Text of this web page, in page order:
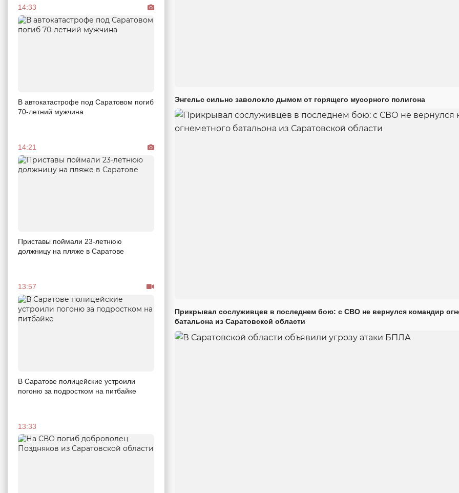
14:33
В автокатастрофе под Саратовом погиб
70-летний мужчина
14:21
Приставы поймали 23-летнюю
должницу на пляже в Саратове
13:57
В Саратове полицейские устроили
погоню за подростком на питбайке
13:33
Энгельс сильно заволокло дымом от горящего мусорного полигона
Прикрывал сослуживцев в последнем бою: с СВО не вернулся командир
батальона из Саратовской области